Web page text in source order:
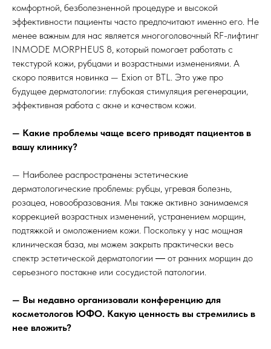
комфортной, безболезненной процедуре и высокой
эффективности пациенты часто предпочитают именно его. Не
менее важным для нас является многоголовочный RF-лифтинг
INMODE MORPHEUS 8, который помогает работать с
текстурой кожи, рубцами и возрастными изменениями. А
скоро появится новинка — Exion от BTL. Это уже про
будущее дерматологии: глубокая стимуляция регенерации,
эффективная работа с акне и качеством кожи.
— Какие проблемы чаще всего приводят пациентов в
вашу клинику?
— Наиболее распространены эстетические
дерматологические проблемы: рубцы, угревая болезнь,
розацеа, новообразования. Мы также активно занимаемся
коррекцией возрастных изменений, устранением морщин,
подтяжкой и омоложением кожи. Поскольку у нас мощная
клиническая база, мы можем закрыть практически весь
спектр эстетической дерматологии ― от ранних морщин до
серьезного постакне или сосудистой патологии.
— Вы недавно организовали конференцию для
косметологов ЮФО. Какую ценность вы стремились в
нее вложить?